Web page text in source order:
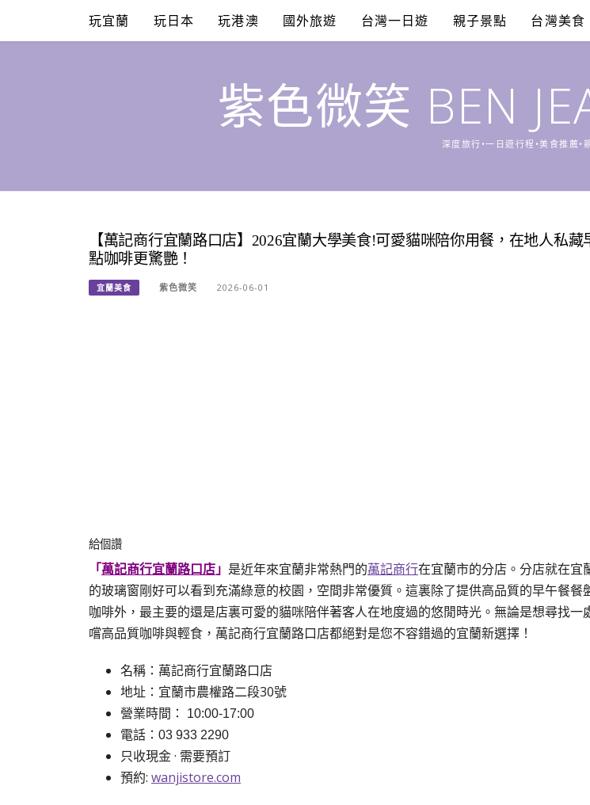
content
玩宜蘭 玩日本 玩港澳 國外旅遊 台灣一日遊 親子景點 台灣美食
紫色微笑 BEN
深度旅行•一日遊行程•美食推薦•
【萬記商行宜蘭路口店】2026宜蘭大學美食!可愛貓咪陪你用餐，在地人私
點咖啡更驚艷！
宜蘭美食 紫色微笑 2026-06-01
給個讚
「萬記商行宜蘭路口店」 是近年來宜蘭非常熱門的萬記商行在宜蘭市的分店。分店就在宜
的玻璃窗剛好可以看到充滿綠意的校園，空間非常優質。這裏除了提供高品質的早午餐餐
咖啡外，最主要的還是店裏可愛的貓咪陪伴著客人在地度過的悠閒時光。無論是想尋找一
嚐高品質咖啡與輕食，萬記商行宜蘭路口店都絕對是您不容錯過的宜蘭新選擇！
名稱：萬記商行宜蘭路口店
地址：宜蘭市農權路二段30號
營業時間： 10:00-17:00
電話：03 933 2290
只收現金 · 需要預訂
預約: wanjistore.com